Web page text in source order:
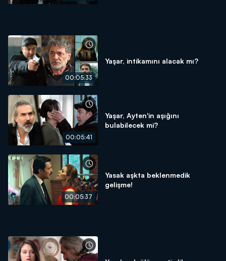
00:05:33
Yaşar, intikamını alacak mı?
00:05:41
Yaşar, Ayten'in aşığını
bulabilecek mi?
00:05:37
Yasak aşkta beklenmedik
gelişme!